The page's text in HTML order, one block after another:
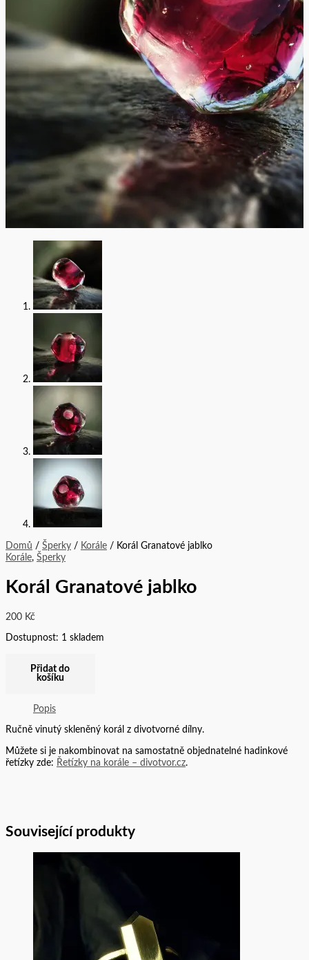
Domů / Šperky / Korále / Korál Granatové jablko
Korále, Šperky
Korál Granatové jablko
200 Kč
Dostupnost: 1 skladem
Přidat do
košíku
Popis
Ručně vinutý skleněný korál z divotvorné dílny.
Můžete si je nakombinovat na samostatně objednatelné hadinkové
řetízky zde: Řetízky na korále – divotvor.cz.
Související produkty